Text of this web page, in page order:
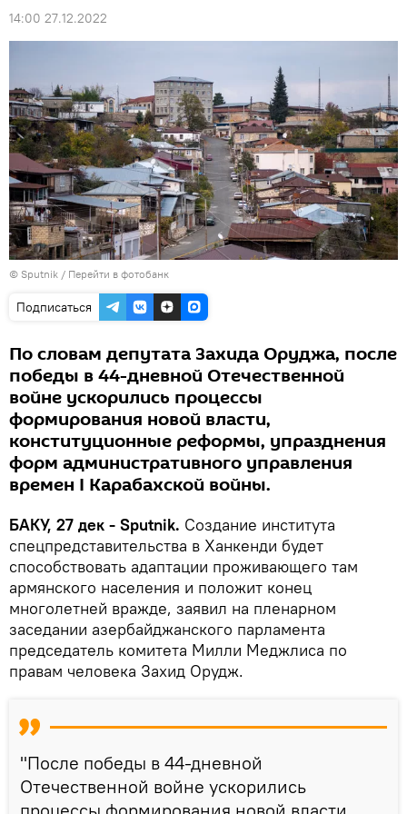
14:00 27.12.2022
© Sputnik / Перейти в фотобанк
Подписаться
По словам депутата Захида Оруджа, после
победы в 44-дневной Отечественной
войне ускорились процессы
формирования новой власти,
конституционные реформы, упразднения
форм административного управления
времен I Карабахской войны.
БАКУ, 27 дек - Sputnik. Создание института
спецпредставительства в Ханкенди будет
способствовать адаптации проживающего там
армянского населения и положит конец
многолетней вражде, заявил на пленарном
заседании азербайджанского парламента
председатель комитета Милли Меджлиса по
правам человека Захид Орудж.
"После победы в 44-дневной
Отечественной войне ускорились